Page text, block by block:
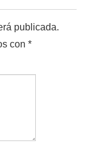
publicada.
con*